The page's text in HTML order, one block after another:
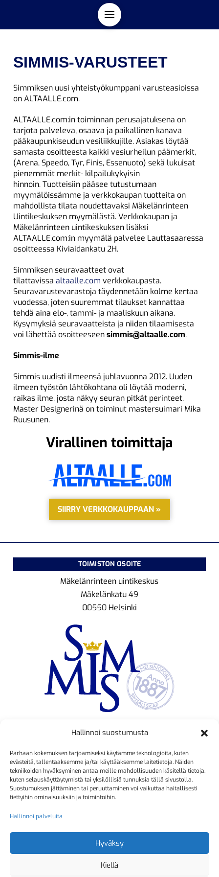
Hallinnoi suostumusta
Parhaan kokemuksen tarjoamiseksi käytämme teknologioita, kuten
evästeitä, tallentaaksemme ja/tai käyttääksemme laitetietoja. Näiden
tekniikoiden hyväksyminen antaa meille mahdollisuuden käsitellä tietoja,
kuten selauskäyttäytymistä tai yksilöllisiä tunnuksia tällä sivustolla.
Suostumuksen jättäminen tai peruuttaminen voi vaikuttaa haitallisesti
tiettyihin ominaisuuksiin ja toimintoihin.
Hallinnoi palveluita
Hyväksy
Kiellä
SIMMIS-VARUSTEET
Simmiksen uusi yhteistyökumppani varusteasioissa
on ALTAALLE.com.
ALTAALLE.com:in toiminnan perusajatuksena on
tarjota palveleva, osaava ja paikallinen kanava
pääkaupunkiseudun vesiliikkujille. Asiakas löytää
samasta osoitteesta kaikki vesiurheilun päämerkit,
(Arena, Speedo, Tyr, Finis, Essenuoto) sekä lukuisat
pienemmät merkit- kilpailukykyisin
hinnoin. Tuotteisiin pääsee tutustumaan
myymälöissämme ja verkkokaupan tuotteita on
mahdollista tilata noudettavaksi Mäkelänrinteen
Uintikeskuksen myymälästä. Verkkokaupan ja
Mäkelänrinteen uintikeskuksen lisäksi
ALTAALLE.com:in myymälä palvelee Lauttasaaressa
osoitteessa Kiviaidankatu 2H.
Simmiksen seuravaatteet ovat
tilattavissa altaalle.com verkkokaupasta.
Seuravarustevarastoja täydennetään kolme kertaa
vuodessa, joten suuremmat tilaukset kannattaa
tehdä aina elo-, tammi- ja maaliskuun aikana.
Kysymyksiä seuravaatteista ja niiden tilaamisesta
voi lähettää osoitteeseensimmis@altaalle.com.
Simmis-ilme
Simmis uudisti ilmeensä juhlavuonna 2012. Uuden
ilmeen työstön lähtökohtana oli löytää moderni,
raikas ilme, josta näkyy seuran pitkät perinteet.
Master Designerinä on toiminut mastersuimari Mika
Ruusunen.
Virallinen toimittaja
SIIRRY VERKKOKAUPPAAN »
TOIMISTON OSOITE
Mäkelänrinteen uintikeskus
Mäkelänkatu 49
00550 Helsinki
Kristiina Mäkinen
040 725 3186
kristiina.makinen@simmis.fi
Kyselyt ja muut yhteydenotot
sähköpostitse:
kurssitoiminta@simmis.fi